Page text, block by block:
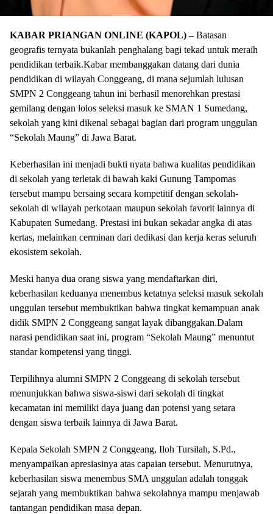
KABAR PRIANGAN ONLINE (KAPOL) –Batasan
geografis ternyata bukanlah penghalang bagi tekad untuk meraih
pendidikan terbaik.Kabar membanggakan datang dari dunia
pendidikan di wilayah Conggeang, di mana sejumlah lulusan
SMPN 2 Conggeang tahun ini berhasil menorehkan prestasi
gemilang dengan lolos seleksi masuk ke SMAN 1 Sumedang,
sekolah yang kini dikenal sebagai bagian dari program unggulan
“Sekolah Maung” di Jawa Barat.
​Keberhasilan ini menjadi bukti nyata bahwa kualitas pendidikan
di sekolah yang terletak di bawah kaki Gunung Tampomas
tersebut mampu bersaing secara kompetitif dengan sekolah-
sekolah di wilayah perkotaan maupun sekolah favorit lainnya di
Kabupaten Sumedang. ​Prestasi ini bukan sekadar angka di atas
kertas, melainkan cerminan dari dedikasi dan kerja keras seluruh
ekosistem sekolah.
Meski hanya dua orang siswa yang mendaftarkan diri,
keberhasilan keduanya menembus ketatnya seleksi masuk sekolah
unggulan tersebut membuktikan bahwa tingkat kemampuan anak
didik SMPN 2 Conggeang sangat layak dibanggakan.​Dalam
narasi pendidikan saat ini, program “Sekolah Maung” menuntut
standar kompetensi yang tinggi.
Terpilihnya alumni SMPN 2 Conggeang di sekolah tersebut
menunjukkan bahwa siswa-siswi dari sekolah di tingkat
kecamatan ini memiliki daya juang dan potensi yang setara
dengan siswa terbaik lainnya di Jawa Barat.
​Kepala Sekolah SMPN 2 Conggeang, Iloh Tursilah, S.Pd.,
menyampaikan apresiasinya atas capaian tersebut. Menurutnya,
keberhasilan siswa menembus SMA unggulan adalah tonggak
sejarah yang membuktikan bahwa sekolahnya mampu menjawab
tantangan pendidikan masa depan.